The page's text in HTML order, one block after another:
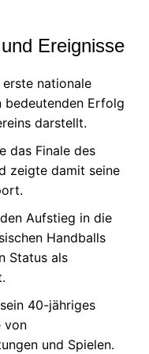
Ereignisse
nationale
bedeutenden Erfolg
darstellt.
das Finale des
zeigte damit seine
Aufstieg in die
Handballs
Status als
40-jähriges
von
und Spielen.